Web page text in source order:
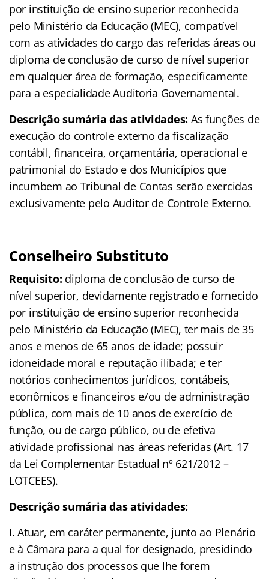
por instituição de ensino superior reconhecida
pelo Ministério da Educação (MEC), compatível
com as atividades do cargo das referidas áreas ou
diploma de conclusão de curso de nível superior
em qualquer área de formação, especificamente
para a especialidade Auditoria Governamental.
Descrição sumária das atividades: As funções de
execução do controle externo da fiscalização
contábil, financeira, orçamentária, operacional e
patrimonial do Estado e dos Municípios que
incumbem ao Tribunal de Contas serão exercidas
exclusivamente pelo Auditor de Controle Externo.
Conselheiro Substituto
Requisito: diploma de conclusão de curso de
nível superior, devidamente registrado e fornecido
por instituição de ensino superior reconhecida
pelo Ministério da Educação (MEC), ter mais de 35
anos e menos de 65 anos de idade; possuir
idoneidade moral e reputação ilibada; e ter
notórios conhecimentos jurídicos, contábeis,
econômicos e financeiros e/ou de administração
pública, com mais de 10 anos de exercício de
função, ou de cargo público, ou de efetiva
atividade profissional nas áreas referidas (Art. 17
da Lei Complementar Estadual nº 621/2012 –
LOTCEES).
Descrição sumária das atividades:
I. Atuar, em caráter permanente, junto ao Plenário
e à Câmara para a qual for designado, presidindo
a instrução dos processos que lhe forem